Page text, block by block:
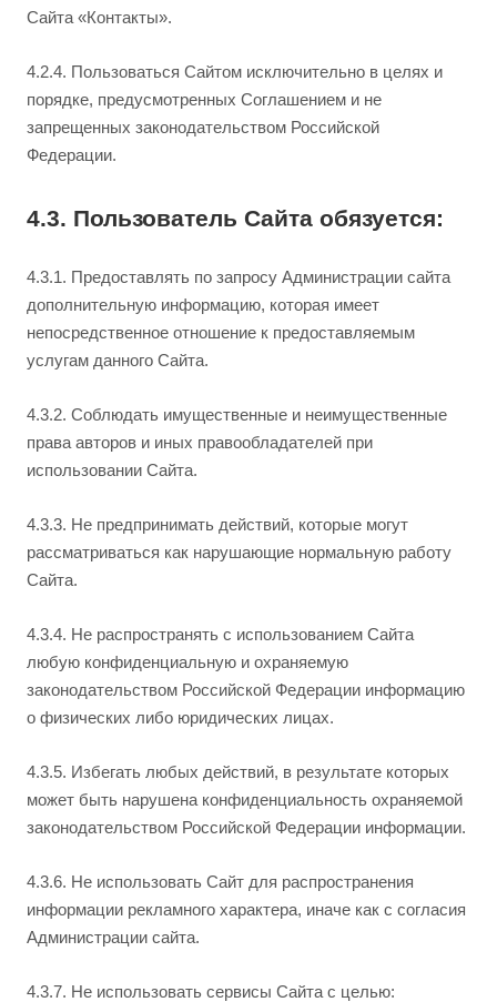
Сайта «Контакты».
4.2.4. Пользоваться Сайтом исключительно в целях и
порядке, предусмотренных Соглашением и не
запрещенных законодательством Российской
Федерации.
4.3. Пользователь Сайта обязуется:
4.3.1. Предоставлять по запросу Администрации сайта
дополнительную информацию, которая имеет
непосредственное отношение к предоставляемым
услугам данного Сайта.
4.3.2. Соблюдать имущественные и неимущественные
права авторов и иных правообладателей при
использовании Сайта.
4.3.3. Не предпринимать действий, которые могут
рассматриваться как нарушающие нормальную работу
Сайта.
4.3.4. Не распространять с использованием Сайта
любую конфиденциальную и охраняемую
законодательством Российской Федерации информацию
о физических либо юридических лицах.
4.3.5. Избегать любых действий, в результате которых
может быть нарушена конфиденциальность охраняемой
законодательством Российской Федерации информации.
4.3.6. Не использовать Сайт для распространения
информации рекламного характера, иначе как с согласия
Администрации сайта.
4.3.7. Не использовать сервисы Сайта с целью: